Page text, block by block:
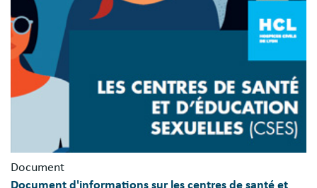
Document
Document d'informations sur les centres de santé et